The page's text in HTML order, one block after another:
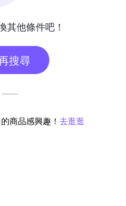
其他條件吧！
搜尋
商品感興趣！ 去逛逛